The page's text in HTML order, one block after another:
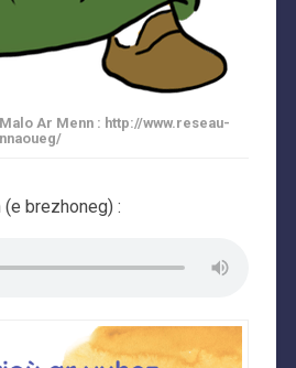
Ar Menn : http://www.reseau-
brezhoneg) :